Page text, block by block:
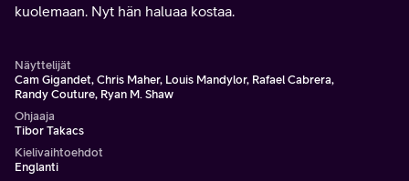
kuolemaan. Nyt hän haluaa kostaa.
Näyttelijät
Cam Gigandet, Chris Maher, Louis Mandylor, Rafael Cabrera,
Randy Couture, Ryan M. Shaw
Ohjaaja
Tibor Takacs
Kielivaihtoehdot
Englanti